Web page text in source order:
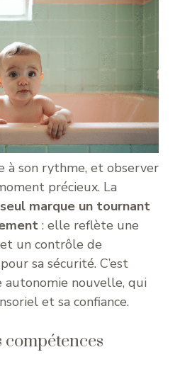
à son rythme, et observer
précieux. La
seul marque un tournant
: elle reflète une
un contrôle de
sa sécurité. C’est
autonomie nouvelle, qui
et sa confiance.